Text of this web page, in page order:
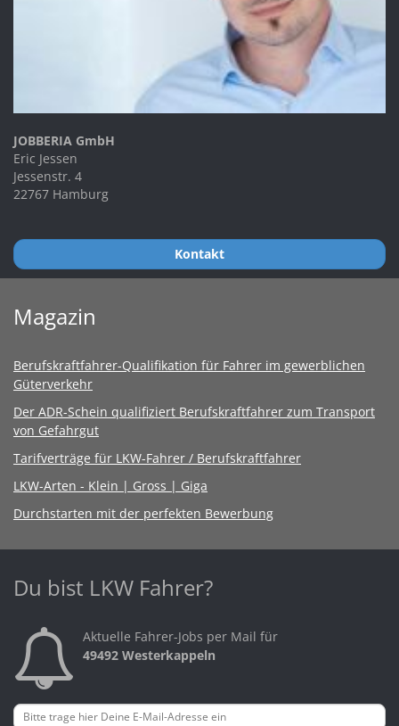
JOBBERIA GmbH
Eric Jessen
Jessenstr. 4
22767 Hamburg
Kontakt
Magazin
Berufskraftfahrer-Qualifikation für Fahrer im gewerblichen
Güterverkehr
Der ADR-Schein qualifiziert Berufskraftfahrer zum Transport
von Gefahrgut
Tarifverträge für LKW-Fahrer / Berufskraftfahrer
LKW-Arten - Klein | Gross | Giga
Durchstarten mit der perfekten Bewerbung
Du bist LKW Fahrer?
Aktuelle Fahrer-Jobs per Mail für
49492 Westerkappeln